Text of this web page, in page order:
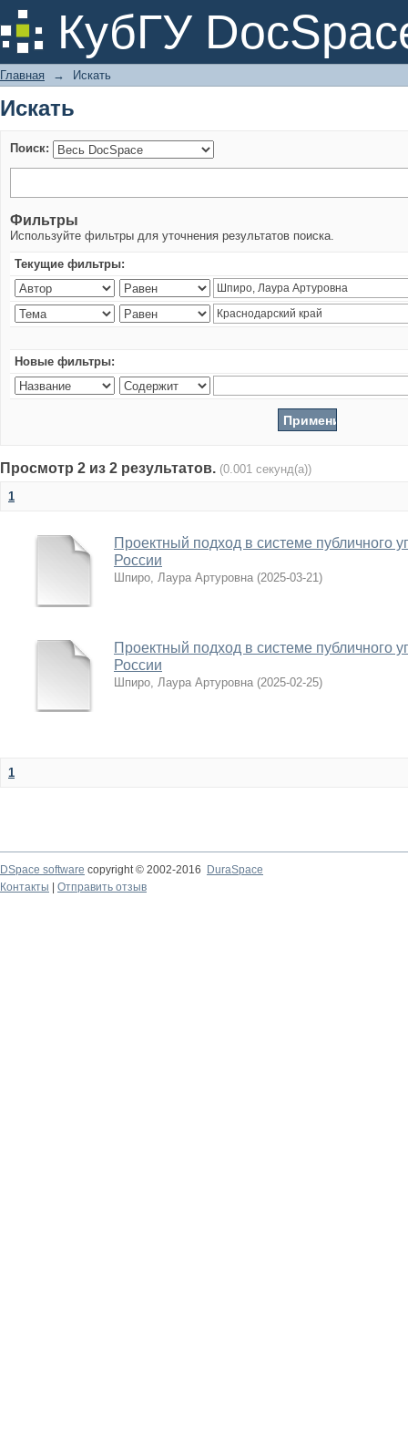
КубГУ
Искать
Главная → Искать
Искать
Поиск:
Фильтры
Используйте фильтры для уточнения результатов поиска.
Текущие фильтры:
Новые фильтры:
Просмотр 2 из 2 результатов. (0.001 секунд(а))
1
Проектный подход в системе публичного
России
Шпиро, Лаура Артуровна (2025-03-21)
Проектный подход в системе публичного
России
Шпиро, Лаура Артуровна (2025-02-25)
1
DSpace software copyright © 2002-2016
DuraSpace
Контакты
Отправить отзыв